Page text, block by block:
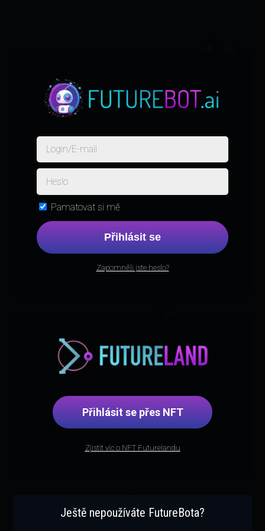
Pamatovat si mě
Přihlásit se
Zapomněli jste heslo?
Přihlásit se přes NFT
Zjistit víc o NFT Futurelandu
Ještě nepoužíváte FutureBota?